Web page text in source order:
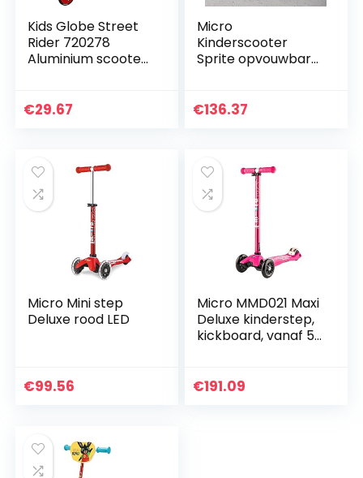
Kids Globe Street
Rider 720278
Aluminium scooter
scooter) met abec
€29.67
Micro
Kinderscooter
Sprite opvouwbare
griptape
€136.37
Micro Mini step
Deluxe rood LED
€99.56
Micro MMD021 Maxi
Deluxe kinderstep,
kickboard, vanaf 5
€191.09